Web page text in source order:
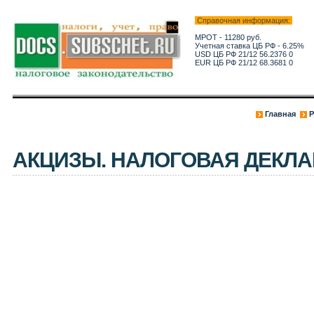
Справочная информация:
МРОТ - 11280 руб.
Учетная ставка ЦБ РФ - 6.25%
USD ЦБ РФ 21/12 56.2376 0
EUR ЦБ РФ 21/12 68.3681 0
Главная
АКЦИЗЫ. НАЛОГОВАЯ